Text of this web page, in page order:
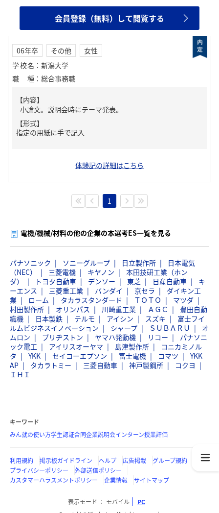
会員登録（無料）して閲覧する
06年卒 その他
女性
学校名 ： 新潟大学
職種 ： 総合事務職
【内容】
小論文。説明会時にテーマ発表。
【形式】
指定の用紙に手で記入
体験記の詳細はこちら
1
電機/機械/材料の他の企業の本選考ES一覧を見る
パナソニック ソニーグループ 日立製作所
日本電気
（NEC）
三菱電機 キヤノン
本田技研工業（ホン
ダ）
トヨタ自動車 デンソー 東芝 日産自動車
キ
ーエンス
三菱重工業 バンダイ 京セラ
ダイキン工
業
ローム タカラスタンダード ＴＯＴＯ
マツダ
村田製作所
オリンパス 川崎重工業 ＡＧＣ
豊田自動
織機
日本製鉄 テルモ アイシン スズキ
富士フイ
ルムビジネスイノベーション
シャープ ＳＵＢＡＲＵ
オ
ムロン
ブリヂストン ヤマハ発動機 リコー
パナソニ
ック電工
アイリスオーヤマ 島津製作所
コニカミノル
タ
YKK セイコーエプソン 富士電機 コマツ
YKK
AP
タカラトミー 三菱自動車 神戸製鋼所
コクヨ
ＩＨＩ
キーワード
みん就の使い方学生認証合同企業説明会インターン授業評価
利用規約 掲示板ガイドライン ヘルプ 広告掲載
グループ規約
プライバシーポリシー
外部送信ポリシー
カスタマーハラスメントポリシー
企業情報 サイトマップ
表示モード モバイル PC